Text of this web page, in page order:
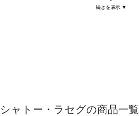
続きを表示 ▼
シャトー・ラセグの商品一覧